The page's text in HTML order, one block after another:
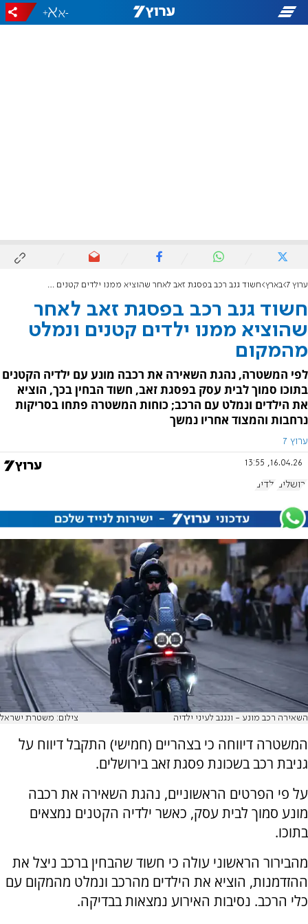
-
+
ערוץ 7 בארץ חשוד גנב רכב בפסגת זאב לאחר שהוציא ממנו ילדים קטנים ונמלט מהמקום
חשוד גנב רכב בפסגת זאב לאחר
שהוציא ממנו ילדים קטנים ונמלט
מהמקום
לפי המשטרה, נהגת השאירה את רכבה מונע עם ילדיה הקטנים
בתוכו סמוך לבית עסק בפסגת זאב, חשוד הבחין בכך, הוציא
את הילדים ונמלט עם הרכב; כוחות המשטרה פתחו בסריקות
נרחבות והמצוד אחריו נמשך
ערוץ 7
16.04.26, 13:55
ירושלים ילדים
השאירה רכב מונע - ונגנב לעיני ילדיה צילום: משטרת ישראל
המשטרה דיווחה כי בצהריים (חמישי) התקבל דיווח על
גניבת רכב בשכונת פסגת זאב בירושלים.
על פי הפרטים הראשוניים, נהגת השאירה את רכבה
מונע סמוך לבית עסק, כאשר ילדיה הקטנים נמצאים
בתוכו.
מהבירור הראשוני עולה כי חשוד שהבחין ברכב ניצל את
ההזדמנות, הוציא את הילדים מהרכב ונמלט מהמקום עם
כלי הרכב. נסיבות האירוע נמצאות בבדיקה.